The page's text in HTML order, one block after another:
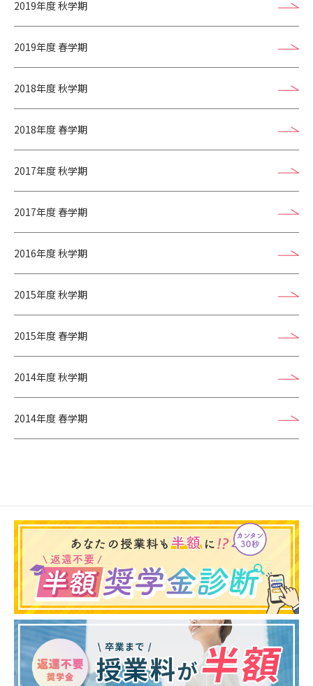
2019年度 秋学期
2019年度 春学期
2018年度 秋学期
2018年度 春学期
2017年度 秋学期
2017年度 春学期
2016年度 秋学期
2015年度 秋学期
2015年度 春学期
2014年度 秋学期
2014年度 春学期